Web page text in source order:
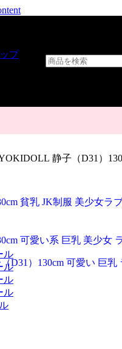
ル
ル
ル
ル
静子（D31）
貧乳 JK制服 美少女ラ
可愛い系 巨乳 美少女